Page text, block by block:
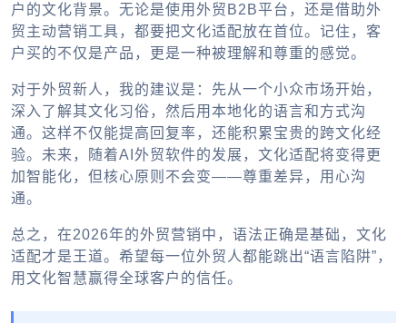
户的文化背景。无论是使用外贸B2B平台，还是借助外
贸主动营销工具，都要把文化适配放在首位。记住，客
户买的不仅是产品，更是一种被理解和尊重的感觉。
对于外贸新人，我的建议是：先从一个小众市场开始，
深入了解其文化习俗，然后用本地化的语言和方式沟
通。这样不仅能提高回复率，还能积累宝贵的跨文化经
验。未来，随着AI外贸软件的发展，文化适配将变得更
加智能化，但核心原则不会变——尊重差异，用心沟
通。
总之，在2026年的外贸营销中，语法正确是基础，文化
适配才是王道。希望每一位外贸人都能跳出“语言陷阱”，
用文化智慧赢得全球客户的信任。